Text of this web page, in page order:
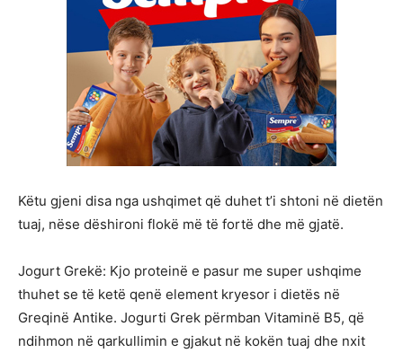
Këtu gjeni disa nga ushqimet që duhet t’i shtoni në dietën
tuaj, nëse dëshironi flokë më të fortë dhe më gjatë.
Jogurt Grekë: Kjo proteinë e pasur me super ushqime
thuhet se të ketë qenë element kryesor i dietës në
Greqinë Antike. Jogurti Grek përmban Vitaminë B5, që
ndihmon në qarkullimin e gjakut në kokën tuaj dhe nxit